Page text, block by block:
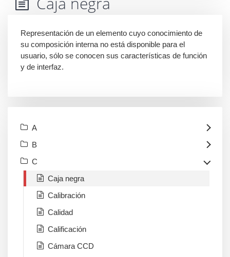
Representación de un elemento cuyo conocimiento de
su composición interna no está disponible para el
usuario, sólo se conocen sus características de función
y de interfaz.
A
B
C
Caja negra
Calibración
Calidad
Calificación
Cámara CCD